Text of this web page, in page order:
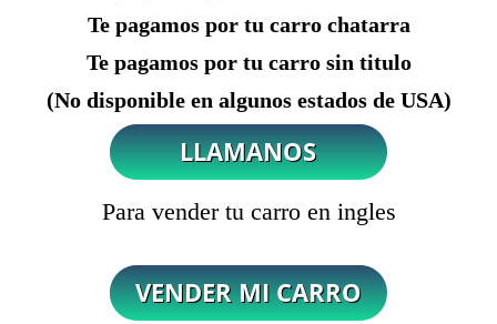
Te pagamos por tu carro chatarra
Te pagamos por tu carro sin titulo
(No disponible en algunos estados de USA)
Para vender tu carro en ingles